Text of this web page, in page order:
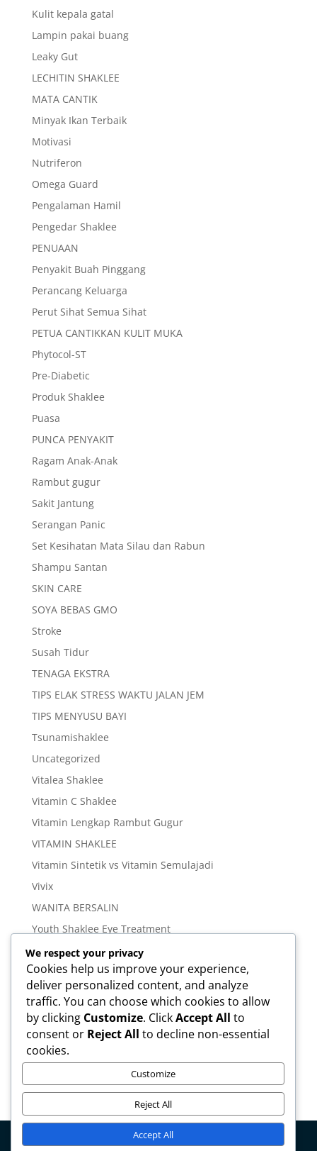
Kulit kepala gatal
Lampin pakai buang
Leaky Gut
LECHITIN SHAKLEE
MATA CANTIK
Minyak Ikan Terbaik
Motivasi
Nutriferon
Omega Guard
Pengalaman Hamil
Pengedar Shaklee
PENUAAN
Penyakit Buah Pinggang
Perancang Keluarga
Perut Sihat Semua Sihat
PETUA CANTIKKAN KULIT MUKA
Phytocol-ST
Pre-Diabetic
Produk Shaklee
Puasa
PUNCA PENYAKIT
Ragam Anak-Anak
Rambut gugur
Sakit Jantung
Serangan Panic
Set Kesihatan Mata Silau dan Rabun
Shampu Santan
SKIN CARE
SOYA BEBAS GMO
Stroke
Susah Tidur
TENAGA EKSTRA
TIPS ELAK STRESS WAKTU JALAN JEM
TIPS MENYUSU BAYI
Tsunamishaklee
Uncategorized
Vitalea Shaklee
Vitamin C Shaklee
Vitamin Lengkap Rambut Gugur
VITAMIN SHAKLEE
Vitamin Sintetik vs Vitamin Semulajadi
Vivix
WANITA BERSALIN
Youth Shaklee Eye Treatment
YOUTH SKIN CARE SERIES
Meta
Log in
Entries feed
Comments feed
We respect your privacy
Cookies help us improve your experience,
deliver personalized content, and analyze
traffic. You can choose which cookies to allow
by clicking Customize. ClickAccept All to
consent or Reject All to decline non-essential
cookies.
Customize
Reject All
Accept All